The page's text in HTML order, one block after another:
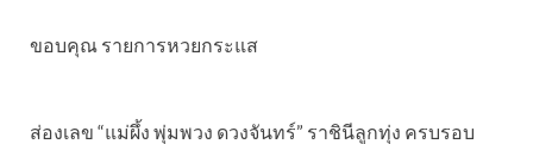
ขอบคุณ รายการหวยกระแส
ส่องเลข “แม่ผึ้ง พุ่มพวง ดวงจันทร์” ราชินีลูกทุ่ง ครบรอบ